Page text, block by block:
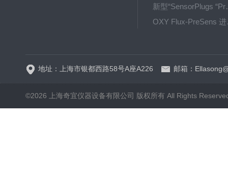
新型
地址：上海市银都西路58号A座A226 邮箱：
©2026 上海奇宜仪器设备有限公司 版权所有 All Rights